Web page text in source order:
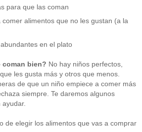
para que las coman
alimentos que no les gustan (a la
en el plato
coman bien? No hay niños perfectos,
les gusta más y otros que menos.
de que un niño empiece a comer más
siempre. Te daremos algunos
ayudar.
de elegir los alimentos que vas a comprar